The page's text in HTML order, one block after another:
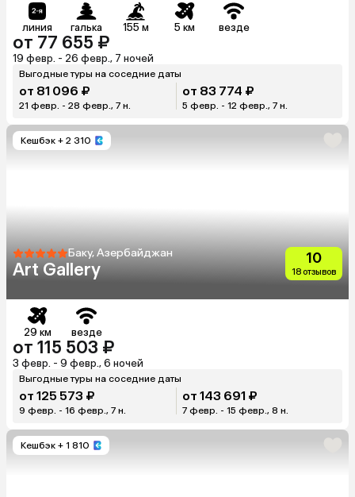
линия галька 155 м 5 км везде
от 77 655 ₽
19 февр. - 26 февр., 7 ночей
Выгодные туры на соседние даты
от 81 096 ₽
21 февр. - 28 февр., 7 н.
от 83 774 ₽
5 февр. - 12 февр., 7 н.
Кешбэк + 2 310
Баку, Азербайджан
Art Gallery
10
18 отзывов
29 км везде
от 115 503 ₽
3 февр. - 9 февр., 6 ночей
Выгодные туры на соседние даты
от 125 573 ₽
9 февр. - 16 февр., 7 н.
от 143 691 ₽
7 февр. - 15 февр., 8 н.
Кешбэк + 1 810